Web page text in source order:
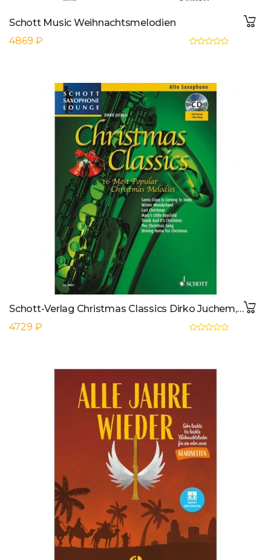
Schott Music Weihnachtsmelodien
4869 ₽
Schott-Verlag Christmas Classics Dirko Juchem, Alt-Sax/CD
4729 ₽